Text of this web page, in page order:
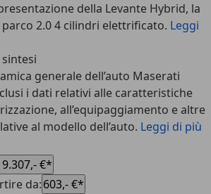
della Levante Hybrid, la
2.0 4 cilindri elettrificato. Leggi
generale dell’auto Maserati
i dati relativi alle caratteristiche
all’equipaggiamento e altre
al modello dell’auto. Leggi di più
€*
da:603,- €*